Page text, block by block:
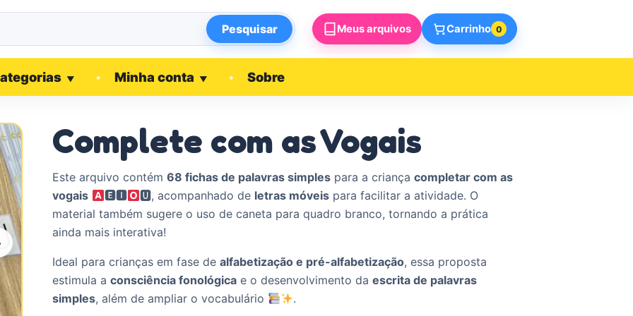
Pesquisar Meus arquivos Carrinho 0
▼ Minha conta ▼ Sobre
Complete com as Vogais
Este arquivo contém 68 fichas de palavras simples para a criança completar com as
vogais
🅴🅸 🆄, acompanhado de letras móveis para facilitar a atividade. O
material também sugere o uso de caneta para quadro branco, tornando a prática
ainda mais interativa!
Ideal para crianças em fase de alfabetização e pré-alfabetização, essa proposta
estimula a consciência fonológica e o desenvolvimento da escrita de palavras
simples, além de ampliar o vocabulário .